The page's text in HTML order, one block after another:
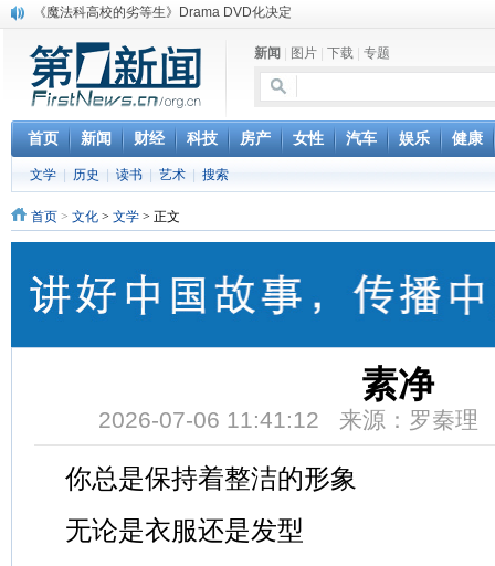
《魔法科高校的劣等生》Drama DVD化决定
消息称刘强东要求京东商城明年扭亏为盈
保健品也能吃出一身病? 康宝莱员工自揭多项家丑
煤价"跳水"电企利润"蹦高" 电煤联动亟待完善
苹果公司自建太阳能电厂为数据中心供电
吃饭、睡觉、黑人人？
网络电商和传统出版商的角逐：亚马逊停止接受Hachette所有图书订单
英国小猫因长得像希特勒遭袭 被扔垃圾左眼致盲
《中二病也想谈恋爱》女主角特报预告公开
新闻 图片 下载 专题
首页 新闻 财经 科技 房产 女性 汽车 娱乐 健康
文学 历史 读书 艺术 搜索
首页 > 文化 > 文学 > 正文
素净
2026-07-06 11:41:12 来源：罗秦理
你总是保持着整洁的形象
无论是衣服还是发型